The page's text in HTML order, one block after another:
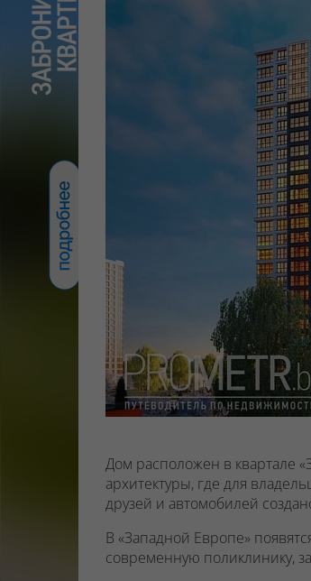
Дом расположен в квартале
архитектуры, где для
друзей и автомобилей
В «Западной Европе»
современную поликлинику,